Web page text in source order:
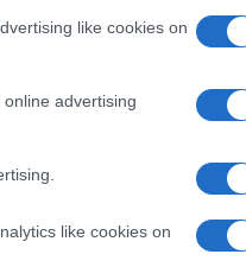
like cookies on
advertising
like cookies on
evrov. Tokrat so
prijaviti, če so bili ti
instrumentov se
finančnega
40 odstotkov